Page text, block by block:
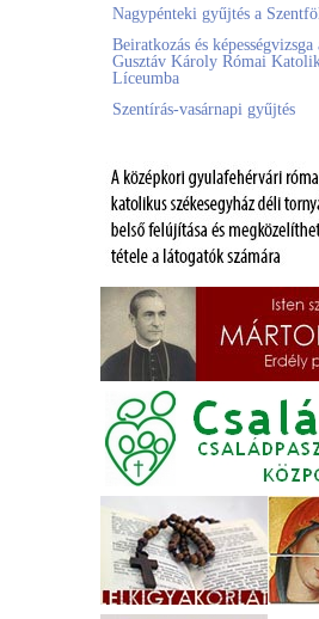
Nagypénteki gyűjtés a
Beiratkozás és
Gusztáv Károly Római
Líceumba
Szentírás-vasárnapi gyűjtés